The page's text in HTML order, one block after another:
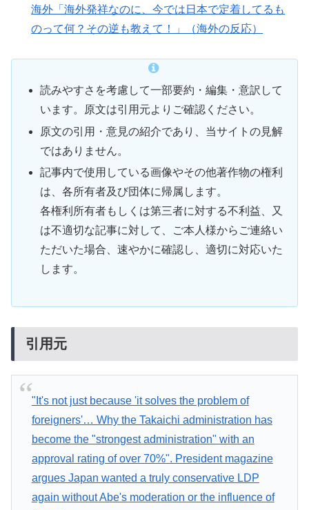
海外「海外発祥なのに、今では日本で定着してるも
のって何？その逆も教えて！」（海外の反応）
読みやすさを考慮して一部要約・編集・意訳して
います。原文は引用元よりご確認ください。
原文の引用・意見の紹介であり、当サイトの見解
ではありません。
記事内で使用している画像やその他著作物の権利
は、各所有者及び団体に帰属します。
各権利所有者もしくは第三者に対する不利益、又
は不適切な記事に対して、ご本人様からご連絡い
ただいた場合、速やかに確認し、適切に対応いた
します。
引用元
"It's not just because 'it solves the problem of
foreigners'… Why the Takaichi administration has
become the "strongest administration" with an
approval rating of over 70%". President magazine
argues Japan wanted a truly conservative LDP
again without Abe's moderation or the influence of